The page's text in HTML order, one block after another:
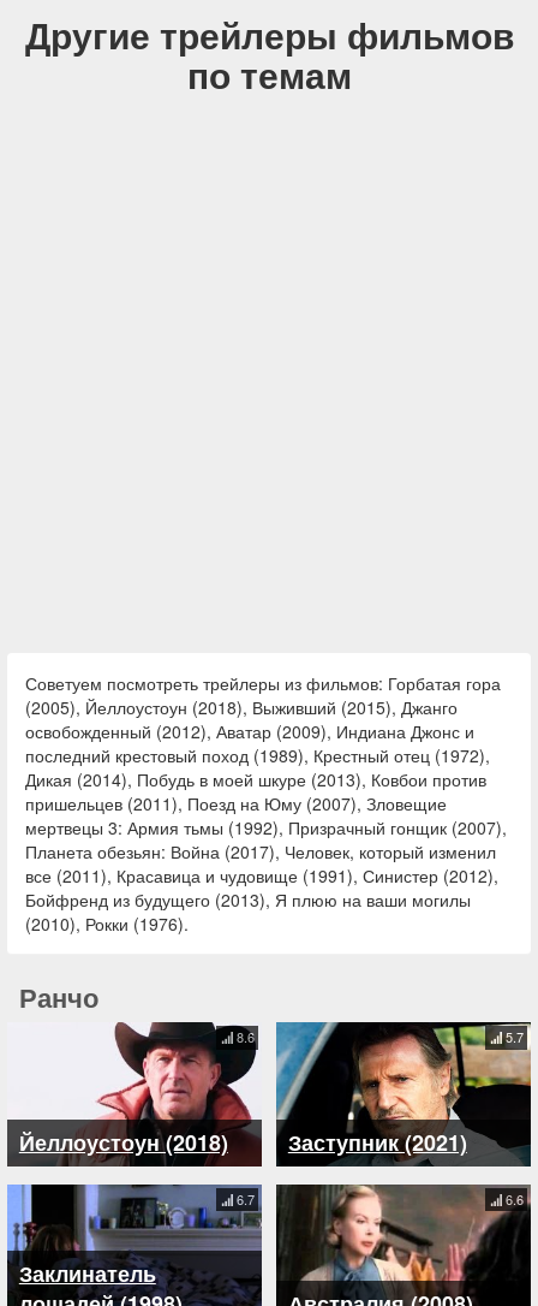
Другие трейлеры фильмов
по темам
Советуем посмотреть трейлеры из фильмов: Горбатая гора
(2005), Йеллоустоун (2018), Выживший (2015), Джанго
освобожденный (2012), Аватар (2009), Индиана Джонс и
последний крестовый поход (1989), Крестный отец (1972),
Дикая (2014), Побудь в моей шкуре (2013), Ковбои против
пришельцев (2011), Поезд на Юму (2007), Зловещие
мертвецы 3: Армия тьмы (1992), Призрачный гонщик (2007),
Планета обезьян: Война (2017), Человек, который изменил
все (2011), Красавица и чудовище (1991), Синистер (2012),
Бойфренд из будущего (2013), Я плюю на ваши могилы
(2010), Рокки (1976).
Ранчо
Йеллоустоун (2018)
8.6
Заступник (2021)
5.7
Заклинатель
6.7 6.6